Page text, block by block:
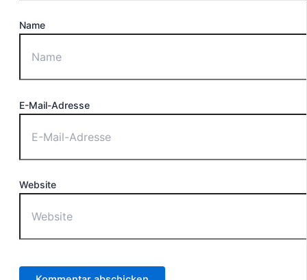
Name
E-Mail-Adresse
Website